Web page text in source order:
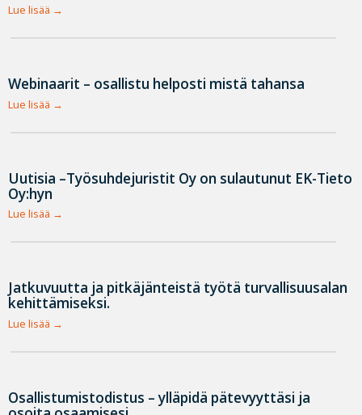
Lue lisää
Webinaarit – osallistu helposti mistä tahansa
Lue lisää
Uutisia –Työsuhdejuristit Oy on sulautunut EK-Tieto
Oy:hyn
Lue lisää
Jatkuvuutta ja pitkäjänteistä työtä turvallisuusalan
kehittämiseksi.
Lue lisää
Osallistumistodistus – ylläpidä pätevyyttäsi ja